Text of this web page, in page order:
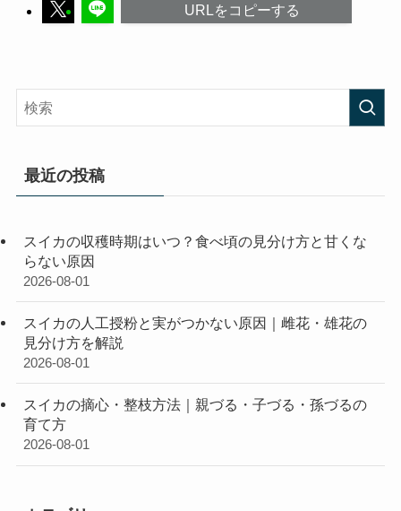
URLをコピーする
最近の投稿
スイカの収穫時期はいつ？食べ頃の見分け方と甘くな
らない原因
2026-08-01
スイカの人工授粉と実がつかない原因｜雌花・雄花の
見分け方を解説
2026-08-01
スイカの摘心・整枝方法｜親づる・子づる・孫づるの
育て方
2026-08-01